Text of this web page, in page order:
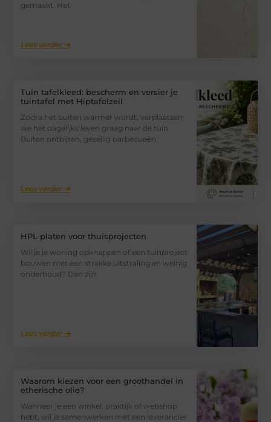
gemaakt. Het
Lees verder ➜
Tuin tafelkleed: bescherm en versier je
tuintafel met Hiptafelzeil
Zodra het buiten warmer wordt, verplaatsen
we het dagelijks leven graag naar de tuin.
Buiten ontbijten, gezellig barbecueën
Lees verder ➜
HPL platen voor thuisprojecten
Wil je je woning opknappen of een tuinproject
bouwen met een strakke uitstraling en weinig
onderhoud? Dan zijn
Lees verder ➜
Waarom kiezen voor een groothandel in
etherische olie?
Wanneer je een winkel, praktijk of webshop
hebt, wil je samenwerken met een leverancier